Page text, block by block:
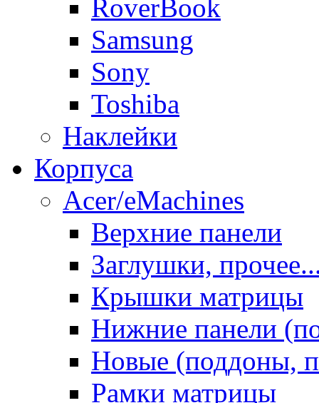
RoverBook
Samsung
Sony
Toshiba
Наклейки
Корпуса
Acer/eMachines
Верхние панели
Заглушки,
Крышки матрицы
Нижние панели
Новые (поддоны,
Рамки матрицы